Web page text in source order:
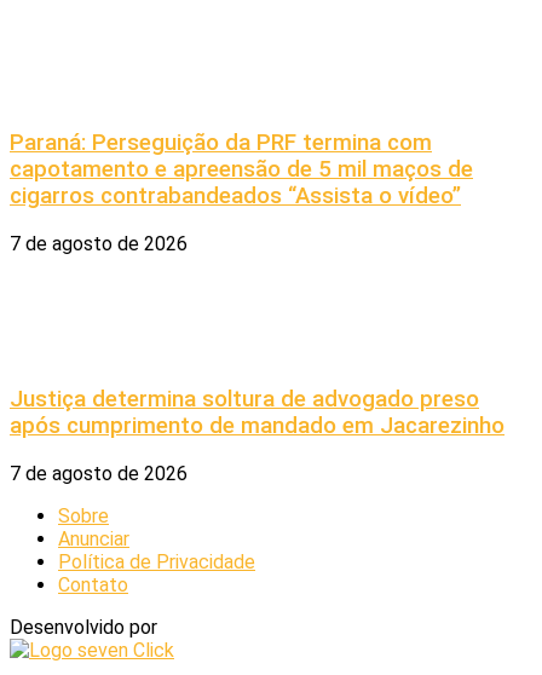
Paraná: Perseguição da PRF termina com
capotamento e apreensão de 5 mil maços de
cigarros contrabandeados “Assista o vídeo”
7 de agosto de 2026
Justiça determina soltura de advogado preso
após cumprimento de mandado em Jacarezinho
7 de agosto de 2026
Sobre
Anunciar
Política de Privacidade
Contato
Desenvolvido por